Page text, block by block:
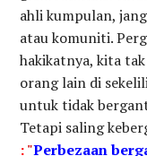
ahli kumpulan,
atau komuniti.
hakikatnya, kita
orang lain di
untuk tidak
Tetapi saling
:"Perbezaan